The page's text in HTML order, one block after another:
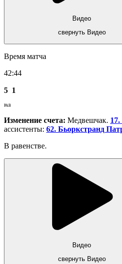
Видео
свернуть Видео
Время матча
42:44
5 1
РАВ
Изменение счета: Медвешчак.
ассистенты: 62. Бьоркстранд
В равенстве.
Видео
свернуть Видео